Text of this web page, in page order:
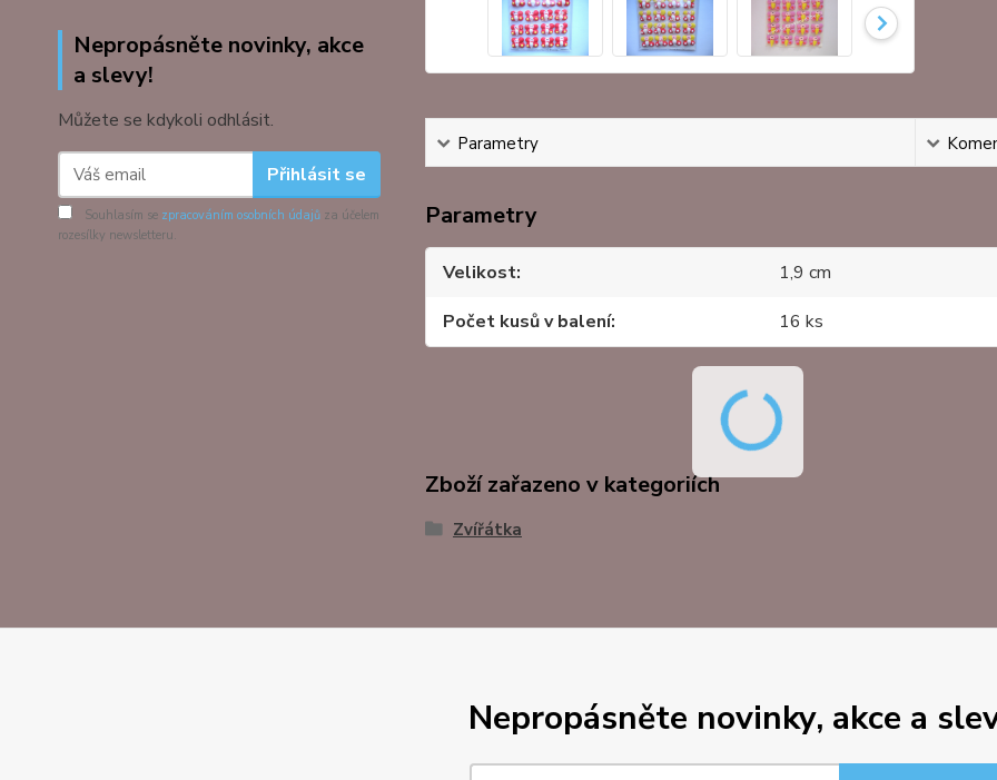
Nepropásněte novinky, akce
a slevy!
Můžete se kdykoli odhlásit.
Přihlásit se
Souhlasím se zpracováním osobních údajů za účelem
rozesílky newsletteru.
Parametry
Parametry
Velikost
1,9 cm
Počet kusů v balení
16 ks
Zboží zařazeno v kategoriích
Zvířátka
Nepropásněte novinky, akce a